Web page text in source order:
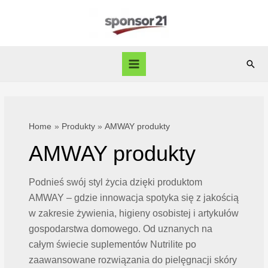
Main
Home Produkty AMWAY produkty
AMWAY produkty
Podnieś swój styl życia dzięki produktom
AMWAY – gdzie innowacja spotyka się z jakością
w zakresie żywienia, higieny osobistej i artykułów
gospodarstwa domowego. Od uznanych na
całym świecie suplementów Nutrilite po
zaawansowane rozwiązania do pielęgnacji skóry